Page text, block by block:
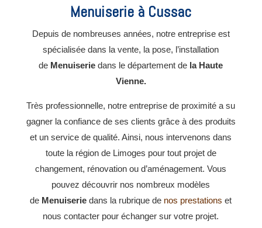
Menuiserie à Cussac
Depuis de nombreuses années, notre entreprise est
spécialisée dans la vente, la pose, l’installation
de Menuiserie dans le département de la Haute
Vienne.
Très professionnelle, notre entreprise de proximité a su
gagner la confiance de ses clients grâce à des produits
et un service de qualité. Ainsi, nous intervenons dans
toute la région de Limoges pour tout projet de
changement, rénovation ou d’aménagement. Vous
pouvez découvrir nos nombreux modèles
de Menuiserie dans la rubrique de nos prestations et
nous contacter pour échanger sur votre projet.